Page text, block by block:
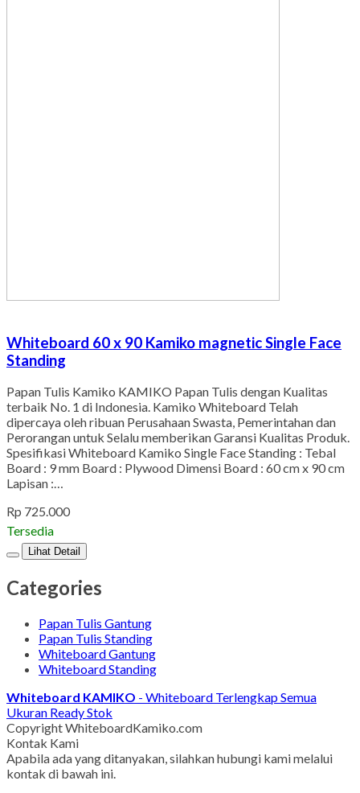
Whiteboard 60 x 90 Kamiko magnetic Single Face
Standing
Papan Tulis Kamiko KAMIKO Papan Tulis dengan Kualitas
terbaik No. 1 di Indonesia. Kamiko Whiteboard Telah
dipercaya oleh ribuan Perusahaan Swasta, Pemerintahan dan
Perorangan untuk Selalu memberikan Garansi Kualitas Produk.
Spesifikasi Whiteboard Kamiko Single Face Standing : Tebal
Board : 9 mm Board : Plywood Dimensi Board : 60 cm x 90 cm
Lapisan :…
Rp 725.000
Tersedia
Lihat Detail
Categories
Papan Tulis Gantung
Papan Tulis Standing
Whiteboard Gantung
Whiteboard Standing
Whiteboard KAMIKO - Whiteboard Terlengkap Semua
Ukuran Ready Stok
Copyright WhiteboardKamiko.com
Kontak Kami
Apabila ada yang ditanyakan, silahkan hubungi kami melalui
kontak di bawah ini.